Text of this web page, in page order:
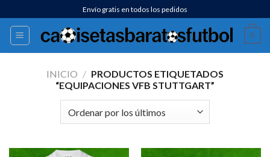
al
contenido
Envío gratis en todos los pedidos
0
INICIO / PRODUCTOS ETIQUETADOS
“EQUIPACIONES VFB STUTTGART”